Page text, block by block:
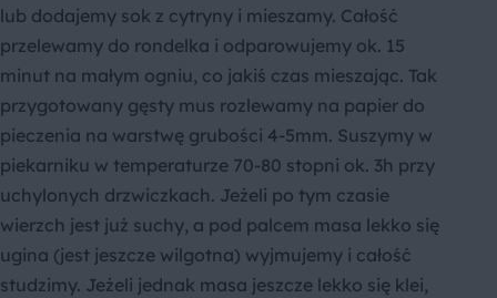
lub dodajemy sok z cytryny i mieszamy. Całość
przelewamy do rondelka i odparowujemy ok. 15
minut na małym ogniu, co jakiś czas mieszając. Tak
przygotowany gęsty mus rozlewamy na papier do
pieczenia na warstwę grubości 4-5mm. Suszymy w
piekarniku w temperaturze 70-80 stopni ok. 3h przy
uchylonych drzwiczkach. Jeżeli po tym czasie
wierzch jest już suchy, a pod palcem masa lekko się
ugina (jest jeszcze wilgotna) wyjmujemy i całość
studzimy. Jeżeli jednak masa jeszcze lekko się klei,